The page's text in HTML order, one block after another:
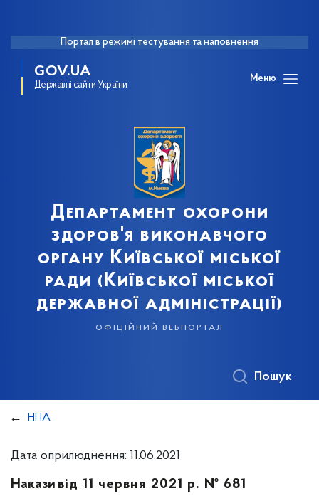
Портал в режимі тестування та наповнення
GOV.UA
Державні сайти України
Меню
Департамент охорони
здоров'я виконавчого
органу Київської міської
ради (Київської міської
державної адміністрації)
офіційний вебпортал
Пошук
НПА
Дата оприлюднення: 11.06.2021
Накази від 11 червня 2021 р. № 681